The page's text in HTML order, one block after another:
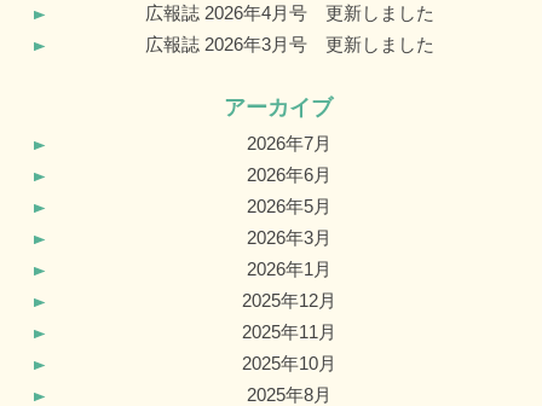
広報誌 2026年4月号 更新しました
広報誌 2026年3月号 更新しました
アーカイブ
2026年7月
2026年6月
2026年5月
2026年3月
2026年1月
2025年12月
2025年11月
2025年10月
2025年8月